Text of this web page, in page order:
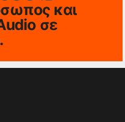
και
σε